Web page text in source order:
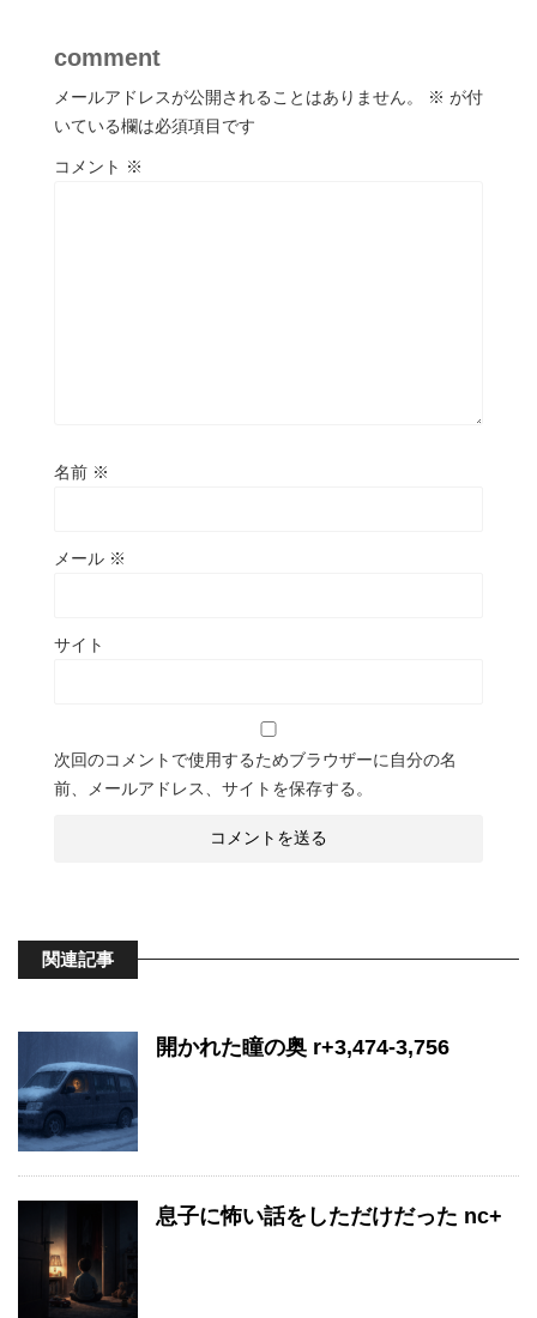
comment
メールアドレスが公開されることはありません。 ※ が付
いている欄は必須項目です
コメント ※
名前 ※
メール ※
サイト
次回のコメントで使用するためブラウザーに自分の名
前、メールアドレス、サイトを保存する。
関連記事
開かれた瞳の奥 r+3,474-3,756
息子に怖い話をしただけだった nc+